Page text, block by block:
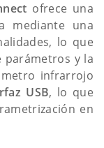
ofrece una
mediante una
lo que
parámetros y la
infrarrojo
USB, lo que
en